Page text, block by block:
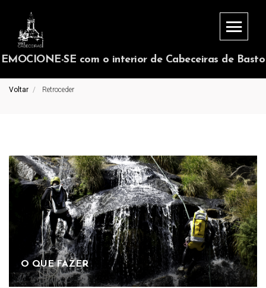
EMOCIONE-SE com o interior de Cabeceiras de Basto
Voltar Retroceder
O QUE FAZER